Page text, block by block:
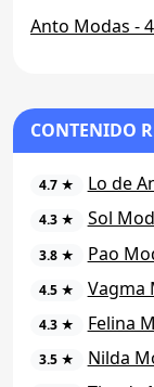
Anto Modas -
CONTENIDO
4.7 ★ Lo de
4.3 ★ Sol
3.8 ★ Pao
4.5 ★ Vagma
4.3 ★ Felina
3.5 ★ Nilda